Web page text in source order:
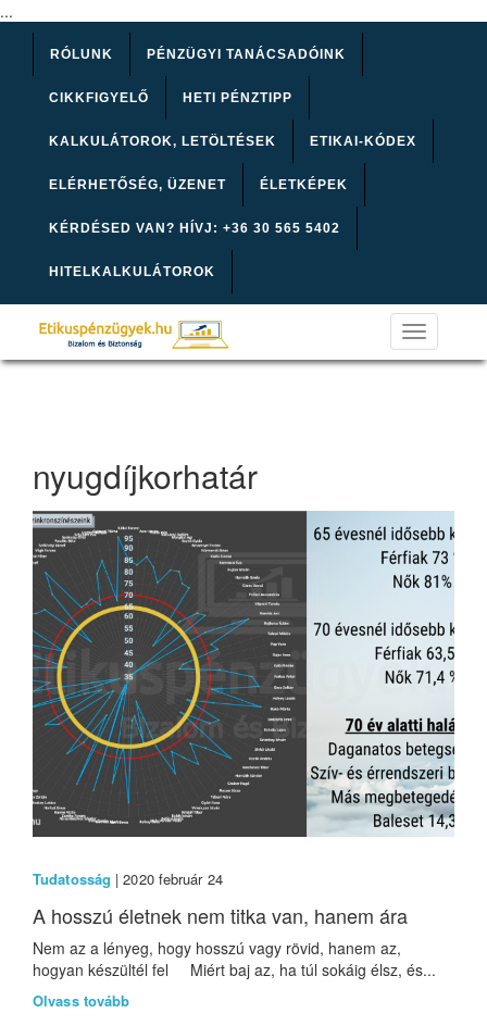
...
RÓLUNK PÉNZÜGYI TANÁCSADÓINK
CIKKFIGYELŐ HETI PÉNZTIPP
KALKULÁTOROK, LETÖLTÉSEK ETIKAI-KÓDEX
ELÉRHETŐSÉG, ÜZENET ÉLETKÉPEK
KÉRDÉSED VAN? HÍVJ: +36 30 565 5402
HITELKALKULÁTOROK
Toggle
navigation
nyugdíjkorhatár
Tudatosság | 2020 február 24
A hosszú életnek nem titka van, hanem ára
Nem az a lényeg, hogy hosszú vagy rövid, hanem az,
hogyan készültél fel Miért baj az, ha túl sokáig élsz, és...
Olvass tovább